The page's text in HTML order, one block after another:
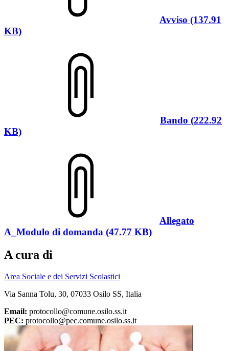
Avviso (137.91
KB)
Bando (222.92
KB)
Allegato
A_Modulo di domanda (47.77 KB)
A cura di
Area Sociale e dei Servizi Scolastici
Via Sanna Tolu, 30, 07033 Osilo SS, Italia
Email: protocollo@comune.osilo.ss.it
PEC: protocollo@pec.comune.osilo.ss.it